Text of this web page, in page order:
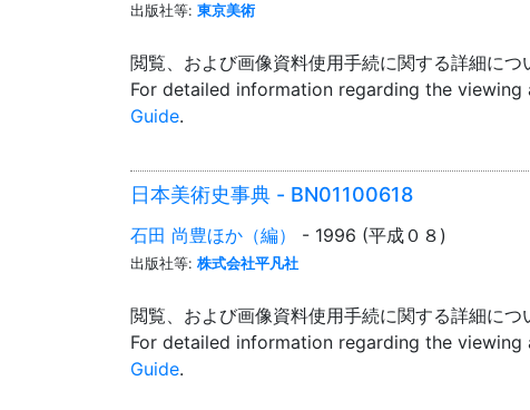
出版社等: 東京美術
閲覧、および画像資料使用手続に関する詳細につ
For detailed information regarding the viewing
Guide.
日本美術史事典 - BN01100618
石田 尚豊ほか（編） - 1996 (平成０８)
出版社等: 株式会社平凡社
閲覧、および画像資料使用手続に関する詳細につ
For detailed information regarding the viewing
Guide.